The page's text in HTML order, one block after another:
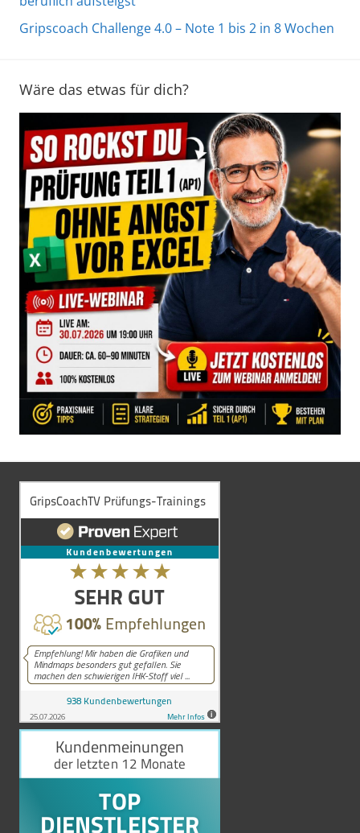
Gripscoach Challenge 4.0 – Note 1 bis 2 in 8 Wochen
Wäre das etwas für dich?